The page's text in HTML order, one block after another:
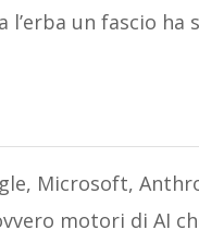
un fascio ha
Microsoft,
motori di AI